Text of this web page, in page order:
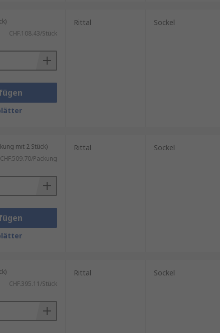
CHF.108.43/Stück
Rittal Sockel
mit 2 Stück)
CHF.509.70/Packung
Rittal Sockel
CHF.395.11/Stück
Rittal Sockel